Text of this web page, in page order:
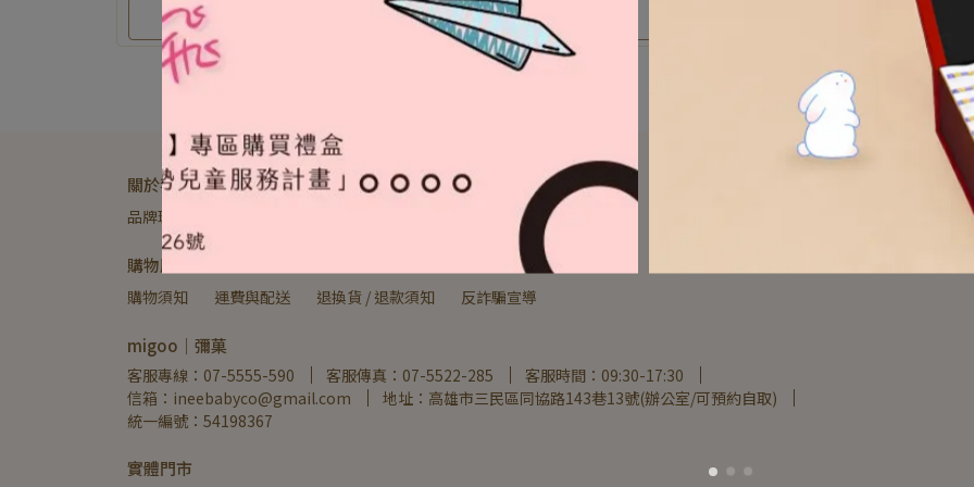
關於我們
品牌理念
購物服務
購物須知 運費與配送 退換貨 / 退款須知 反詐騙宣導
migoo｜彌菓
客服專線：07-5555-590 客服傳真：07-5522-285
客服時間：09:30-17:30
信箱：ineebabyco@gmail.com
地址：高雄市三民區同協路143巷13號(辦公室/可預約自取)
統一編號：54198367
實體門市